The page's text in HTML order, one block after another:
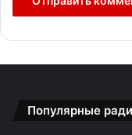
Популярные